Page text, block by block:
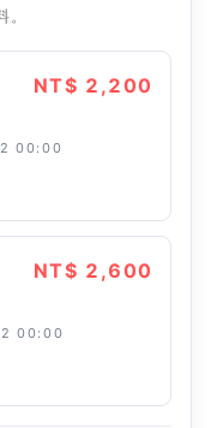
NT$ 2,200
00:00
NT$ 2,600
00:00